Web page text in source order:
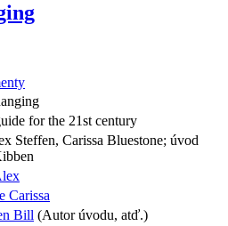
for the 21st century
Steffen, Carissa Bluestone; úvod
Carissa
Bill (Autor úvodu, atď.)